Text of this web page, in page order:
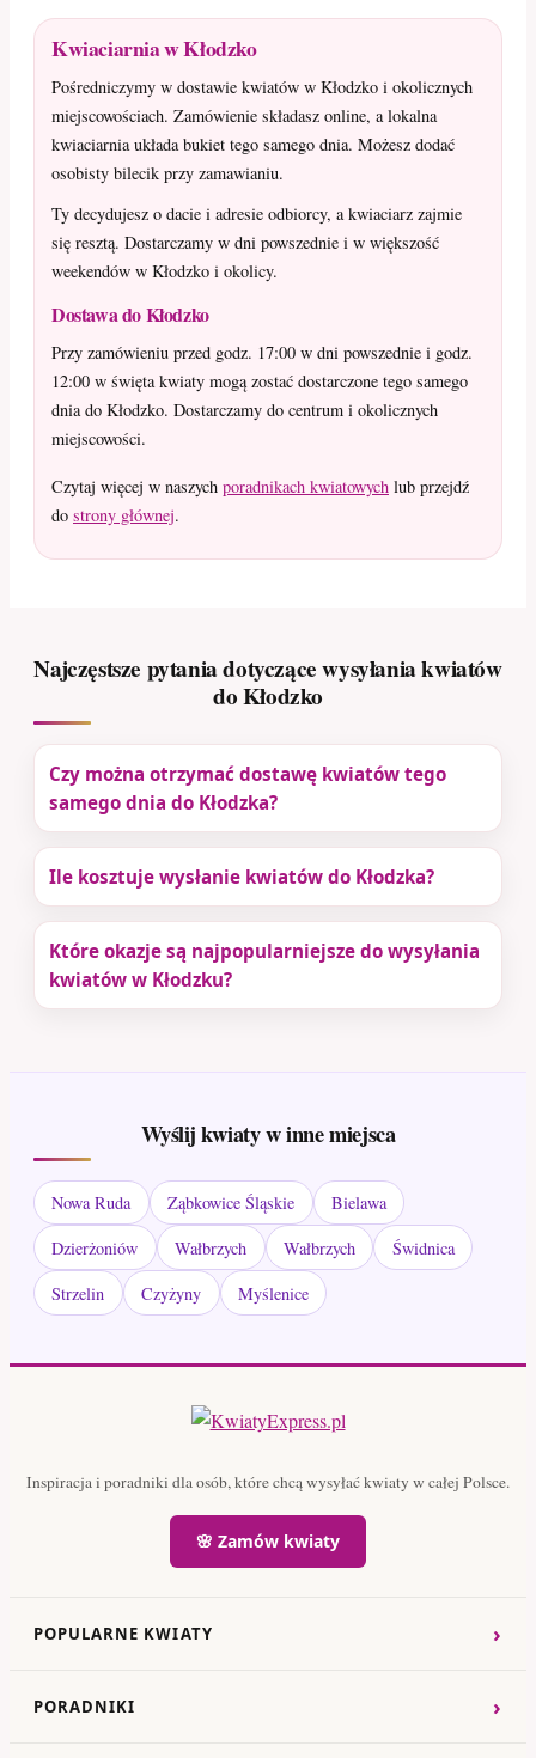
Kwiaciarnia w Kłodzko
Pośredniczymy w dostawie kwiatów w Kłodzko i okolicznych
miejscowościach. Zamówienie składasz online, a lokalna
kwiaciarnia układa bukiet tego samego dnia. Możesz dodać
osobisty bilecik przy zamawianiu.
Ty decydujesz o dacie i adresie odbiorcy, a kwiaciarz zajmie
się resztą. Dostarczamy w dni powszednie i w większość
weekendów w Kłodzko i okolicy.
Dostawa do Kłodzko
Przy zamówieniu przed godz. 17:00 w dni powszednie i godz.
12:00 w święta kwiaty mogą zostać dostarczone tego samego
dnia do Kłodzko. Dostarczamy do centrum i okolicznych
miejscowości.
Czytaj więcej w naszych poradnikach kwiatowych lub przejdź
do strony głównej.
Najczęstsze pytania dotyczące wysyłania kwiatów
do Kłodzko
Czy można otrzymać dostawę kwiatów tego
samego dnia do Kłodzka?
Ile kosztuje wysłanie kwiatów do Kłodzka?
Które okazje są najpopularniejsze do wysyłania
kwiatów w Kłodzku?
Wyślij kwiaty w inne miejsca
Nowa Ruda Ząbkowice Śląskie
Bielawa
Dzierżoniów
Wałbrzych Wałbrzych
Świdnica
Strzelin
Czyżyny Myślenice
Inspiracja i poradniki dla osób, które chcą wysyłać kwiaty w całej Polsce.
🌸 Zamów kwiaty
POPULARNE KWIATY ›
PORADNIKI ›